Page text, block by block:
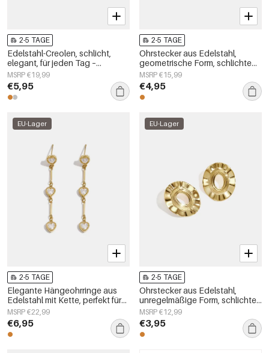
2-5 TAGE
Edelstahl-Creolen, schlicht,
elegant, für jeden Tag –
Damenschmuck
MSRP €19,99
€5,95
2-5 TAGE
Ohrstecker aus Edelstahl,
geometrische Form, schlichte
Alltags-Serie, Damenschmuck
MSRP €15,99
€4,95
EU-Lager
2-5 TAGE
Elegante Hängeohrringe aus
Edelstahl mit Kette, perfekt für
festliche Anlässe und Partys.
Luxuriöse Damenschmuckserie.
MSRP €22,99
€6,95
EU-Lager
2-5 TAGE
Ohrstecker aus Edelstahl,
unregelmäßige Form, schlichte
Alltags-Serie, Damenschmuck
MSRP €12,99
€3,95